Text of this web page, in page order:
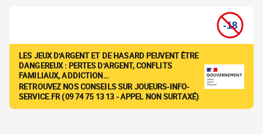
LES JEUX D'ARGENT ET DE HASARD PEUVENT ÊTRE
DANGEREUX : PERTES D'ARGENT, CONFLITS
FAMILIAUX, ADDICTION…
RETROUVEZ NOS CONSEILS SUR JOUEURS-INFO-
SERVICE.FR (09 74 75 13 13 - APPEL NON SURTAXÉ)